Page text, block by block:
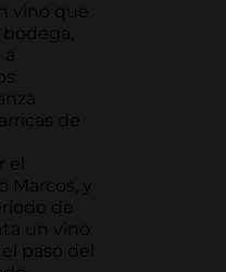
vino que
a
de
Marcos, y
de
un vino
paso del